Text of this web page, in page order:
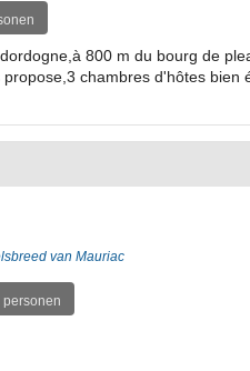
800 m du bourg de
chambres d'hôtes bien
van Mauriac
personen